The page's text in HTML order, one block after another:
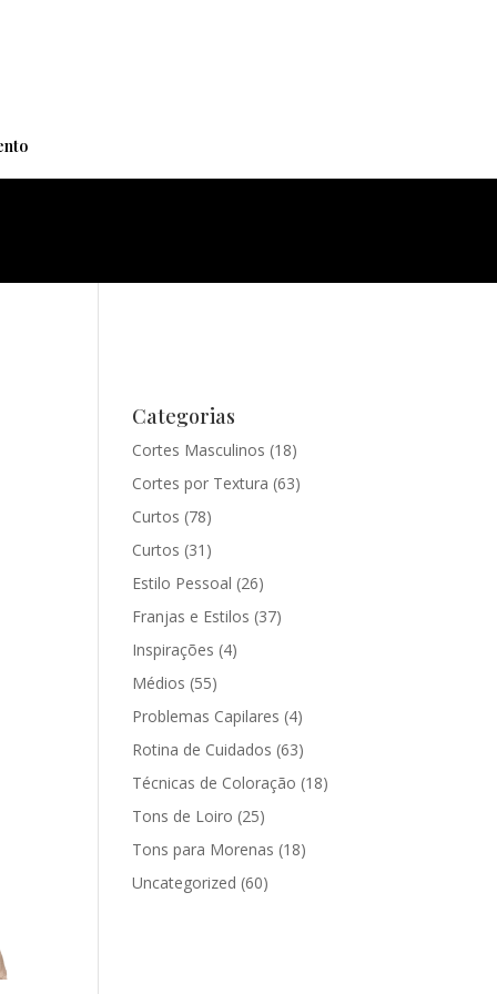
Categorias
Cortes Masculinos (18)
Cortes por Textura (63)
Curtos (78)
Curtos (31)
Estilo Pessoal (26)
Franjas e Estilos (37)
Inspirações (4)
Médios (55)
Problemas Capilares (4)
Rotina de Cuidados (63)
Técnicas de Coloração (18)
Tons de Loiro (25)
Tons para Morenas (18)
Uncategorized (60)